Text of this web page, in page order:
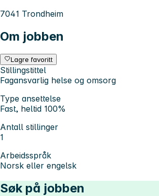
7041 Trondheim
Om jobben
Lagre favoritt
Stillingstittel
Fagansvarlig helse og omsorg
Type ansettelse
Fast, heltid 100%
Antall stillinger
1
Arbeidsspråk
Norsk eller engelsk
Søk på jobben